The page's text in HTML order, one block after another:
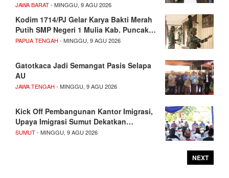
JAWA BARAT- MINGGU, 9 AGU 2026
Kodim 1714/PJ Gelar Karya Bakti Merah
Putih SMP Negeri 1 Mulia Kab. Puncak…
PAPUA TENGAH - MINGGU, 9 AGU 2026
Gatotkaca Jadi Semangat Pasis Selapa
AU
JAWA TENGAH - MINGGU, 9 AGU 2026
Kick Off Pembangunan Kantor Imigrasi,
Upaya Imigrasi Sumut Dekatkan…
SUMUT- MINGGU, 9 AGU 2026
NEXT